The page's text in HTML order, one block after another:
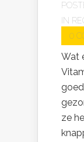
IN
0
Wat
ze